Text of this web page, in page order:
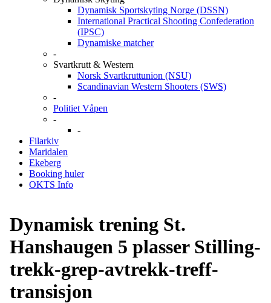
Dynamisk Sportskyting Norge (DSSN)
International Practical Shooting Confederation
(IPSC)
Dynamiske matcher
-
Svartkrutt & Western
Norsk Svartkruttunion (NSU)
Scandinavian Western Shooters (SWS)
-
Politiet Våpen
-
-
Filarkiv
Maridalen
Ekeberg
Booking huler
OKTS Info
Dynamisk trening St.
Hanshaugen 5 plasser Stilling-
trekk-grep-avtrekk-treff-
transisjon